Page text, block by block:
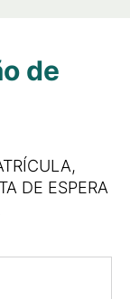
de
DE ESPERA